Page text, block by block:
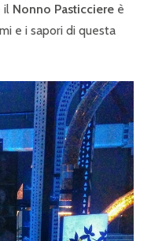
il Nonno Pasticciere è
e i sapori di questa